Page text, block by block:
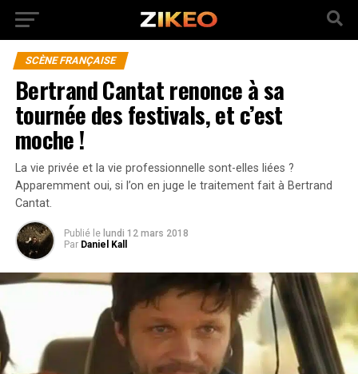
SCÈNE FRANÇAISE
Bertrand Cantat renonce à sa
tournée des festivals, et c’est
moche !
La vie privée et la vie professionnelle sont-elles liées ?
Apparemment oui, si l’on en juge le traitement fait à Bertrand
Cantat.
Publié le lundi 12 mars 2018
Par Daniel Kall